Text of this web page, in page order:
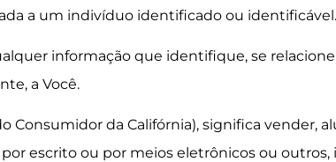
a um indivíduo identificado ou identificável.
informação que identifique, se
a Você.
Consumidor da Califórnia), significa vender,
escrito ou por meios eletrônicos ou